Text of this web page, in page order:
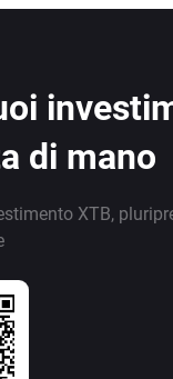
di mano
XTB,